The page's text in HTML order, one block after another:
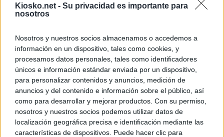
Kiosko.net - Su privacidad es importante para
nosotros
Nosotros y nuestros socios almacenamos o accedemos a
información en un dispositivo, tales como cookies, y
procesamos datos personales, tales como identificadores
únicos e información estándar enviada por un dispositivo,
para personalizar contenidos y anuncios, medición de
anuncios y del contenido e información sobre el público, así
como para desarrollar y mejorar productos. Con su permiso,
nosotros y nuestros socios podemos utilizar datos de
localización geográfica precisa e identificación mediante las
características de dispositivos. Puede hacer clic para